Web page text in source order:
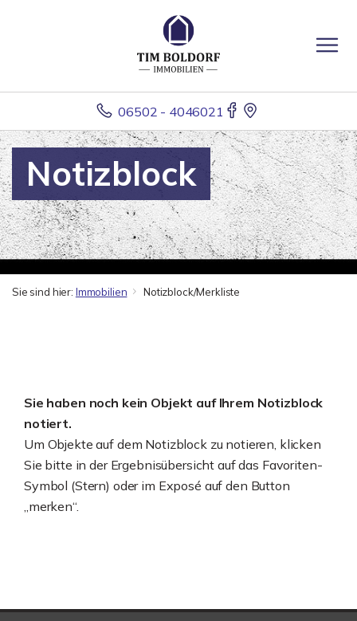
06502 - 4046021
Notizblock
Sie sind hier: Immobilien Notizblock/Merkliste
Sie haben noch kein Objekt auf Ihrem Notizblock
notiert.
Um Objekte auf dem Notizblock zu notieren, klicken
Sie bitte in der Ergebnisübersicht auf das Favoriten-
Symbol (Stern) oder im Exposé auf den Button
„merken“.